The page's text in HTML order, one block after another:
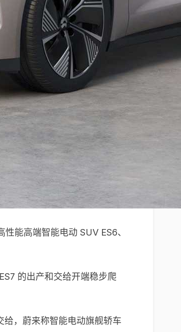
能高端智能电动 SUV ES6、
的出产和交给开端稳步爬
，蔚来称智能电动旗舰轿车